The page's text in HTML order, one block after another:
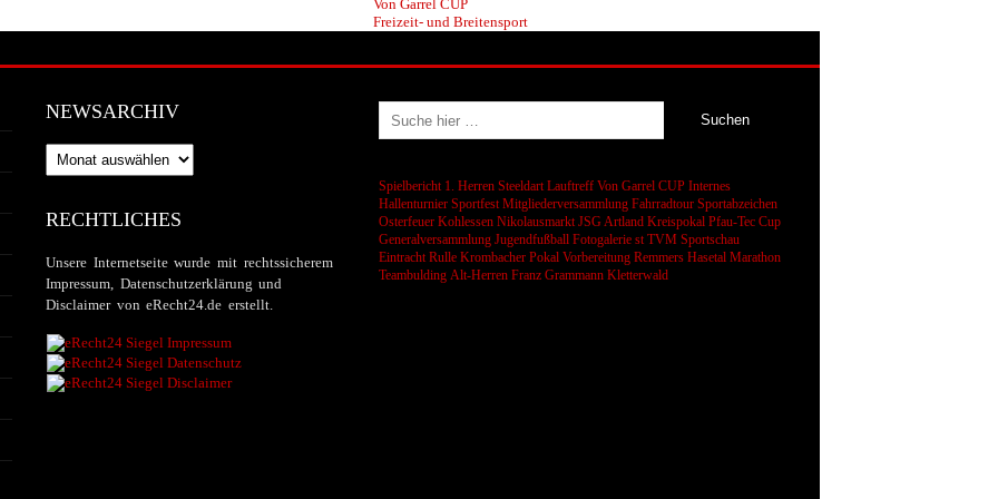
Von Garrel CUP
Freizeit- und Breitensport
NEWSARCHIV
Newsarchiv
RECHTLICHES
Unsere Internetseite wurde mit rechtssicherem
Impressum, Datenschutzerklärung und
Disclaimer von eRecht24.de erstellt.
Spielbericht 1. Herren Steeldart Lauftreff Von Garrel CUP Internes
Hallenturnier Sportfest Mitgliederversammlung Fahrradtour Sportabzeichen
Osterfeuer Kohlessen Nikolausmarkt JSG Artland Kreispokal Pfau-Tec Cup
Generalversammlung Jugendfußball Fotogalerie st TVM Sportschau
Eintracht Rulle Krombacher Pokal Vorbereitung Remmers Hasetal Marathon
Teambulding Alt-Herren Franz Grammann Kletterwald